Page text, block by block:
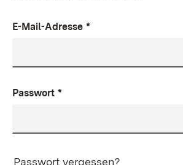
E-Mail-Adresse *
Passwort *
Passwort vergessen?